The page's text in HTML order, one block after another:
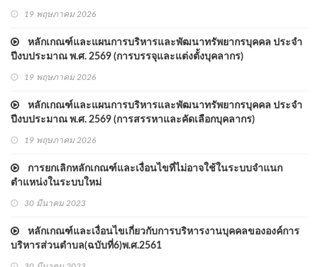
19 พฤษภาคม 2026
หลักเกณฑ์และแผนการบริหารและพัฒนาทรัพยากรบุคคล ประจำ
ปีงบประมาณ พ.ศ. 2569 (การบรรจุและแต่งตั้งบุคลากร)
19 พฤษภาคม 2026
หลักเกณฑ์และแผนการบริหารและพัฒนาทรัพยากรบุคคล ประจำ
ปีงบประมาณ พ.ศ. 2569 (การสรรหาและคัดเลือกบุคลากร)
19 พฤษภาคม 2026
การยกเลิกหลักเกณฑ์และเงื่อนไขที่ไม่อาจใช้ในระบบจำแนก
ตำแหน่งในระบบใหม่
30 มีนาคม 2023
หลักเกณฑ์และเงื่อนไขเกี่ยวกับการบริหารงานบุคคลขององค์การ
บริหารส่วนตำบล(ฉบับที่6)พ.ศ.2561